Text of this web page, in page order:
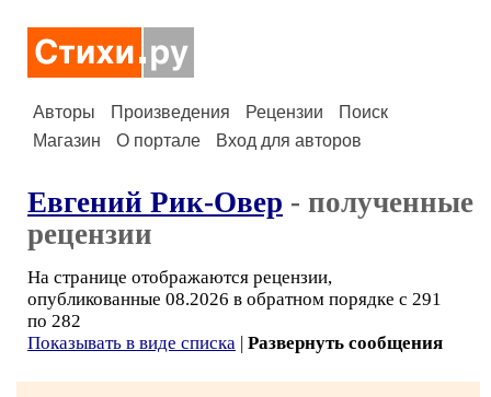
Авторы Произведения Рецензии
Поиск
Магазин
О портале Вход для авторов
Евгений Рик-Овер - полученные
рецензии
На странице отображаются рецензии,
опубликованные 08.2026 в обратном порядке с 291
по 282
Показывать в виде списка | Развернуть сообщения